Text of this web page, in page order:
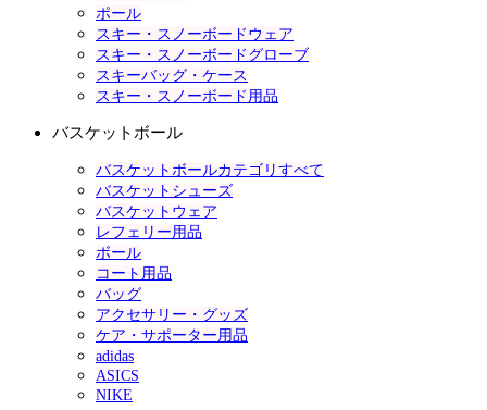
ポール
スキー・スノーボードウェア
スキー・スノーボードグローブ
スキーバッグ・ケース
スキー・スノーボード用品
バスケットボール
バスケットボールカテゴリすべて
バスケットシューズ
バスケットウェア
レフェリー用品
ボール
コート用品
バッグ
アクセサリー・グッズ
ケア・サポーター用品
adidas
ASICS
NIKE